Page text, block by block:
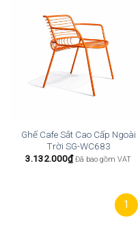
Ghế Cafe Sắt Cao Cấp Ngoài
Trời SG-WC683
3.132.000₫ Đã bao gồm VAT
1